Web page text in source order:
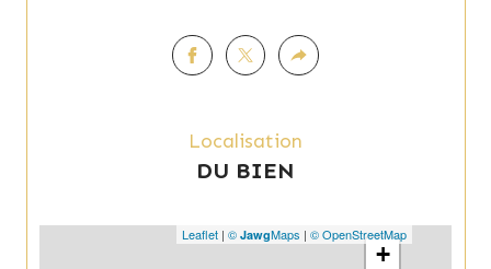
Localisation
DU BIEN
+
Leaflet | © JawgMaps | © OpenStreetMap